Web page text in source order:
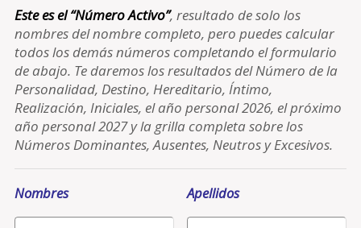
Este es el “Número Activo”, resultado de solo los
nombres del nombre completo, pero puedes calcular
todos los demás números completando el formulario
de abajo. Te daremos los resultados del Número de la
Personalidad, Destino, Hereditario, Íntimo,
Realización, Iniciales, el año personal 2026, el próximo
año personal 2027 y la grilla completa sobre los
Números Dominantes, Ausentes, Neutros y Excesivos.
Nombres Apellidos